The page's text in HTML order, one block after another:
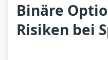
Binäre
Risiken bei